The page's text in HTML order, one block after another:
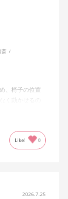
斎
、椅子の位置
く動かせるの
いところが気
、部屋の差し
く動きが滑ら
Like! 0
2026.7.25